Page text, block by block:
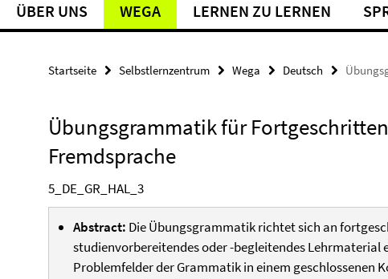
ÜBER UNS WEGA LERNEN ZU LERNEN
Startseite Selbstlernzentrum Wega Deutsch
Übungsgrammatik für
Fremdsprache
5_DE_GR_HAL_3
Abstract: Die Übungsgrammatik richtet sich an
studienvorbereitendes oder -begleitendes Lehrmaterial
Problemfelder der Grammatik in einem geschlossenen